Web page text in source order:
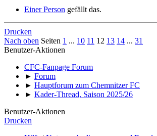
Einer Person gefällt das.
Drucken
Nach oben Seiten 1 ... 10 11 12 13 14 ... 31
Benutzer-Aktionen
CFC-Fanpage Forum
► Forum
► Hauptforum zum Chemnitzer FC
► Kader-Thread, Saison 2025/26
Benutzer-Aktionen
Drucken